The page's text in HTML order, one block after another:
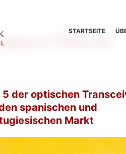
STARTSEITE
5 der optischen
spanischen und
Markt